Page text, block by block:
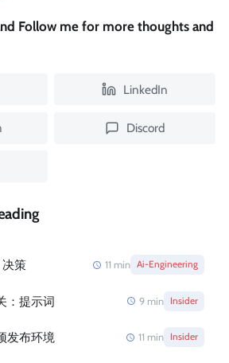
Follow me for more thoughts and
LinkedIn
Discord
决策 11 min Ai-Engineering
：提示词 9 min Insider
发布环境 11 min Insider